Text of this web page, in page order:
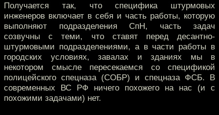
Получается так, что специфика штурмовых
инженеров включает в себя и часть работы, которую
выполняют подразделения СпН, часть задач
созвучны с теми, что ставят перед десантно-
штурмовыми подразделениями, а в части работы в
городских условиях, завалах и зданиях мы в
некотором смысле пересекаемся со спецификой
полицейского спецназа (СОБР) и спецназа ФСБ. В
современных ВС РФ ничего похожего на нас (и с
похожими задачами) нет.